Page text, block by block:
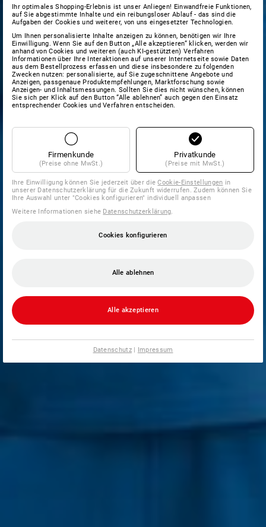
Ihr optimales Shopping-Erlebnis ist unser Anliegen! Einwandfreie Funktionen,
auf Sie abgestimmte Inhalte und ein reibungsloser Ablauf - das sind die
Aufgaben der Cookies und weiterer, von uns eingesetzter Technologien.
Um Ihnen personalisierte Inhalte anzeigen zu können, benötigen wir Ihre
Einwilligung. Wenn Sie auf den Button „Alle akzeptieren“ klicken, werden wir
anhand von Cookies und weiteren (auch KI-gestützten) Verfahren
Informationen über Ihre Interaktionen auf unserer Internetseite sowie Daten
aus dem Bestellprozess erfassen und diese insbesondere zu folgenden
Zwecken nutzen: personalisierte, auf Sie zugeschnittene Angebote und
Anzeigen, passgenaue Produktempfehlungen, Marktforschung sowie
Anzeigen- und Inhaltsmessungen. Sollten Sie dies nicht wünschen, können
Sie sich per Klick auf den Button “Alle ablehnen” auch gegen den Einsatz
entsprechender Cookies und Verfahren entscheiden.
Firmenkunde
(Preise ohne MwSt.)
Privatkunde
(Preise mit MwSt.)
Ihre Einwilligung können Sie jederzeit über dieCookie-Einstellungen in
unserer Datenschutzerklärung für die Zukunft widerrufen. Zudem können Sie
Ihre Auswahl unter "Cookies konfigurieren" individuell anpassen
Weitere Informationen siehe Datenschutzerklärung.
Cookies konfigurieren
Alle ablehnen
Alle akzeptieren
Datenschutz| Impressum